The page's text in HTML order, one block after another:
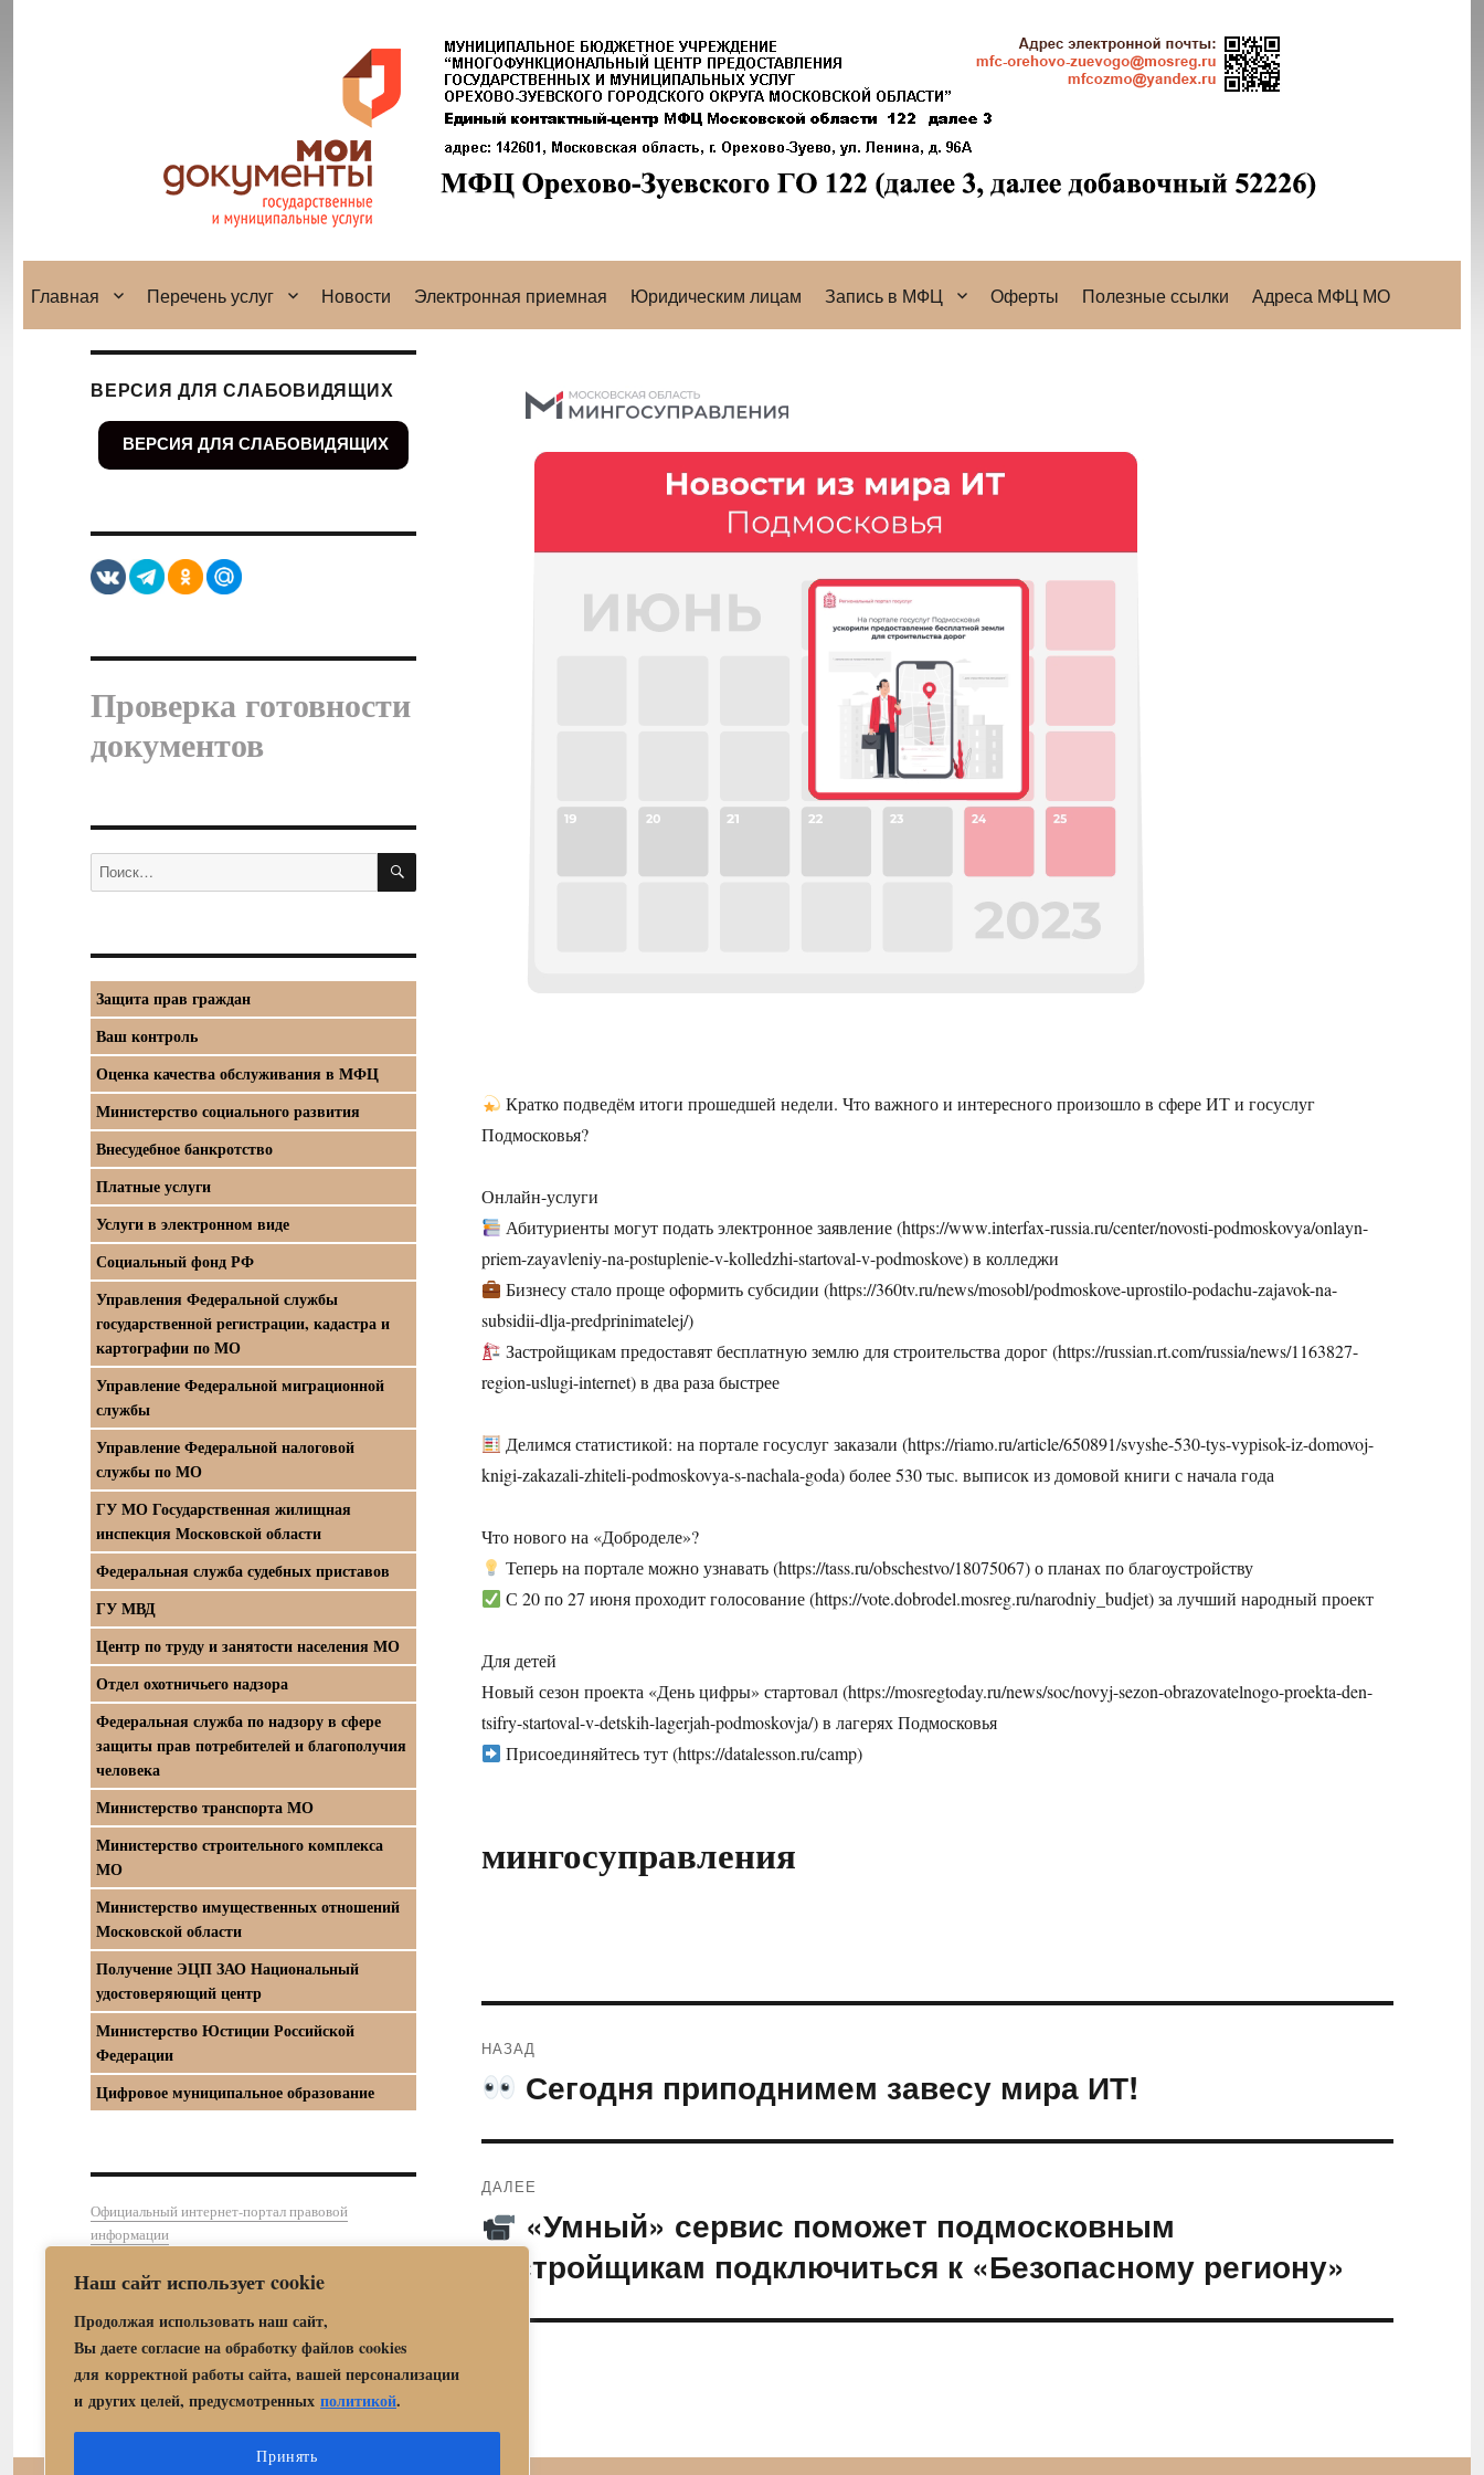
Наш сайт использует cookie
Продолжая использовать наш сайт,
Вы даете согласие на обработку файлов cookies
для корректной работы сайта, вашей персонализации
и других целей, предусмотренных политикой.
Принять
Главная Перечень услуг Новости Электронная приемная Юридическим лицам Запись в МФЦ Оферты Полезные ссылки Адреса МФЦ МО
Кратко подведём итоги прошедшей недели. Что важного и интересного произошло в сфере ИТ и госуслуг
Подмосковья?
Онлайн-услуги
Абитуриенты могут подать электронное заявление (https://www.interfax-russia.ru/center/novosti-podmoskovya/onlayn-
priem-zayavleniy-na-postuplenie-v-kolledzhi-startoval-v-podmoskove) в колледжи
Бизнесу стало проще оформить субсидии (https://360tv.ru/news/mosobl/podmoskove-uprostilo-podachu-zajavok-na-
subsidii-dlja-predprinimatelej/)
Застройщикам предоставят бесплатную землю для строительства дорог (https://russian.rt.com/russia/news/1163827-
region-uslugi-internet) в два раза быстрее
Делимся статистикой: на портале госуслуг заказали (https://riamo.ru/article/650891/svyshe-530-tys-vypisok-iz-domovoj-
knigi-zakazali-zhiteli-podmoskovya-s-nachala-goda) более 530 тыс. выписок из домовой книги с начала года
Что нового на «Доброделе»?
Теперь на портале можно узнавать (https://tass.ru/obschestvo/18075067) о планах по благоустройству
С 20 по 27 июня проходит голосование (https://vote.dobrodel.mosreg.ru/narodniy_budjet) за лучший народный проект
Для детей
Новый сезон проекта «День цифры» стартовал (https://mosregtoday.ru/news/soc/novyj-sezon-obrazovatelnogo-proekta-den-
tsifry-startoval-v-detskih-lagerjah-podmoskovja/) в лагерях Подмосковья
Присоединяйтесь тут (https://datalesson.ru/camp)
мингосуправления
по
НАЗАД
Предыдущая
Сегодня приподнимем завесу мира ИТ!
ДАЛЕЕ
Следующая
запись:
«Умный» сервис поможет подмосковным
застройщикам подключиться к «Безопасному региону»
ВЕРСИЯ ДЛЯ СЛАБОВИДЯЩИХ
ВЕРСИЯ ДЛЯ СЛАБОВИДЯЩИХ
Проверка готовности
документов
Искать: ПОИСК
Защита прав граждан
Ваш контроль
Оценка качества обслуживания в МФЦ
Министерство социального развития
Внесудебное банкротство
Платные услуги
Услуги в электронном виде
Социальный фонд РФ
Управления Федеральной службы
государственной регистрации, кадастра и
картографии по МО
Управление Федеральной миграционной
службы
Управление Федеральной налоговой
службы по МО
ГУ МО Государственная жилищная
инспекция Московской области
Федеральная служба судебных приставов
ГУ МВД
Центр по труду и занятости населения МО
Отдел охотничьего надзора
Федеральная служба по надзору в сфере
защиты прав потребителей и благополучия
человека
Министерство транспорта МО
Министерство строительного комплекса
МО
Министерство имущественных отношений
Московской области
Получение ЭЦП ЗАО Национальный
удостоверяющий центр
Министерство Юстиции Российской
Федерации
Цифровое муниципальное образование
Официальный интернет-портал правовой
информации